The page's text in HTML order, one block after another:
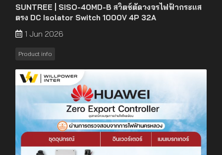
SUNTREE | SISO-40MD-B สวิตช์ตัดวงจรไฟฟ้ากระแส
ตรง DC Isolator Switch 1000V 4P 32A
1 Jun 2026
Product info